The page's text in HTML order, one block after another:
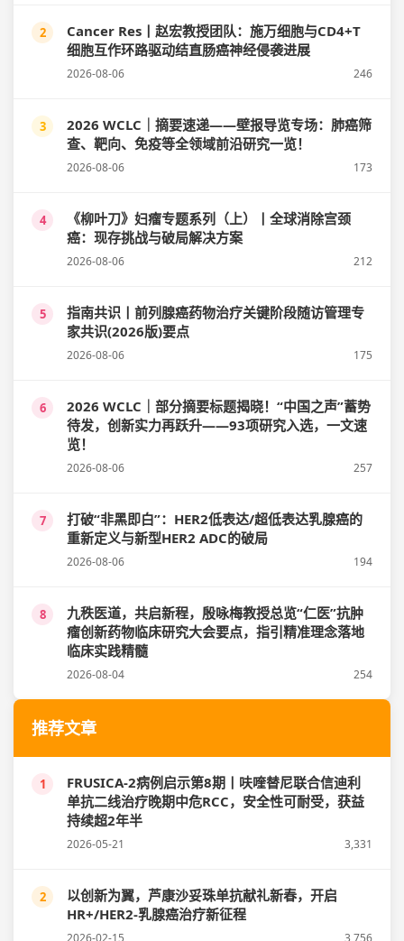
2
Cancer Res丨赵宏教授团队：施万细胞与CD4+T
细胞互作环路驱动结直肠癌神经侵袭进展
2026-08-06 246
3
2026 WCLC｜摘要速递——壁报导览专场：肺癌筛
查、靶向、免疫等全领域前沿研究一览！
2026-08-06 173
4
《柳叶刀》妇瘤专题系列（上）丨全球消除宫颈
癌：现存挑战与破局解决方案
2026-08-06 212
5
指南共识丨前列腺癌药物治疗关键阶段随访管理专
家共识(2026版)要点
2026-08-06 175
6
2026 WCLC｜部分摘要标题揭晓！“中国之声”蓄势
待发，创新实力再跃升——93项研究入选，一文速
览！
2026-08-06 257
7
打破“非黑即白”：HER2低表达/超低表达乳腺癌的
重新定义与新型HER2 ADC的破局
2026-08-06 194
8
九秩医道，共启新程，殷咏梅教授总览“仁医”抗肿
瘤创新药物临床研究大会要点，指引精准理念落地
临床实践精髓
2026-08-04 254
推荐文章
1
FRUSICA-2病例启示第8期丨呋喹替尼联合信迪利
单抗二线治疗晚期中危RCC，安全性可耐受，获益
持续超2年半
2026-05-21 3,331
2
以创新为翼，芦康沙妥珠单抗献礼新春，开启
HR+/HER2-乳腺癌治疗新征程